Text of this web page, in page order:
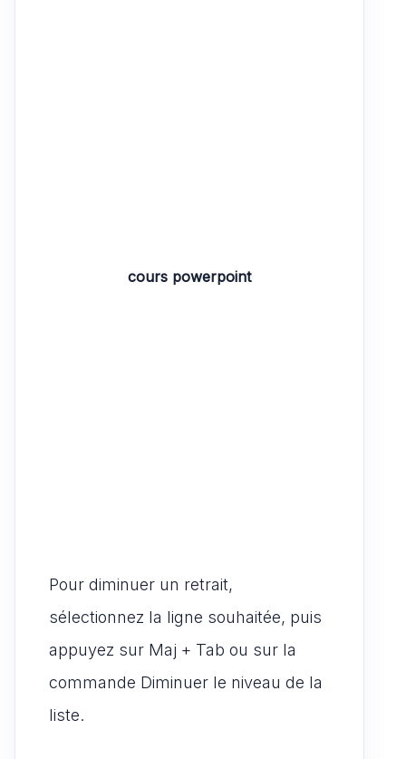
cours powerpoint
Pour diminuer un retrait,
sélectionnez la ligne souhaitée, puis
appuyez sur Maj + Tab ou sur la
commande Diminuer le niveau de la
liste.